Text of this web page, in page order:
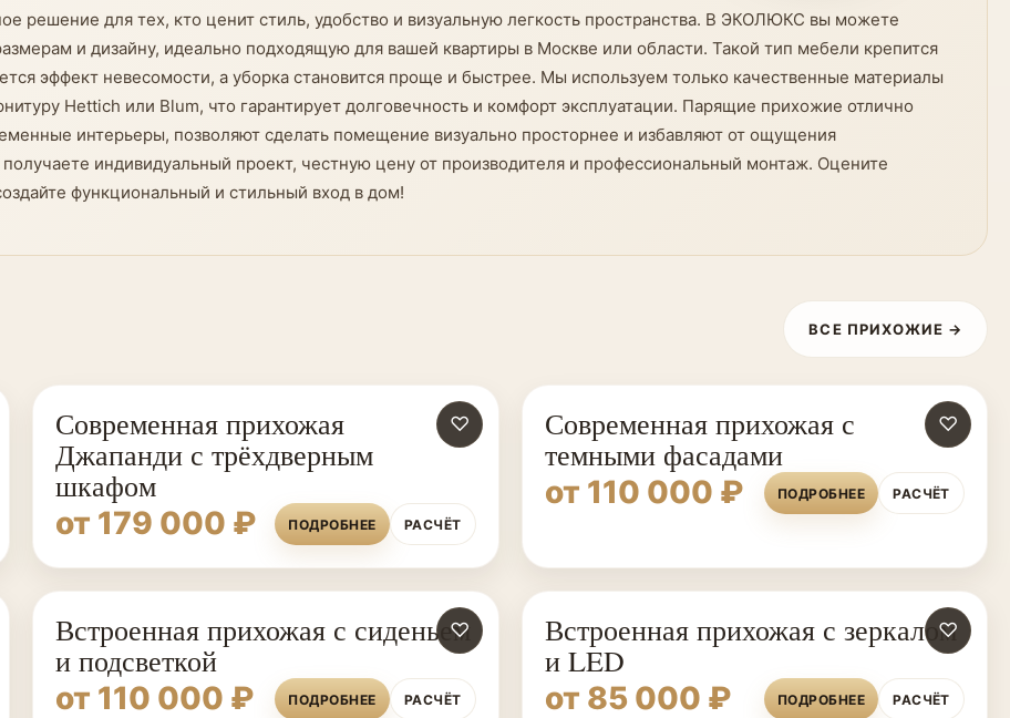
решение для тех, кто ценит стиль, удобство и визуальную легкость пространства. В ЭКОЛЮКС вы можете
и дизайну, идеально подходящую для вашей квартиры в Москве или области. Такой тип мебели крепится
эффект невесомости, а уборка становится проще и быстрее. Мы используем только качественные материалы
Hettich или Blum, что гарантирует долговечность и комфорт эксплуатации. Парящие прихожие отлично
интерьеры, позволяют сделать помещение визуально просторнее и избавляют от ощущения
индивидуальный проект, честную цену от производителя и профессиональный монтаж. Оцените
функциональный и стильный вход в дом!
ВСЕ ПРИХОЖИЕ →
♡
Современная прихожая
Джапанди с трёхдверным
шкафом
от 179 000 ₽
ПОДРОБНЕЕ РАСЧЁТ
♡
Современная прихожая с
темными фасадами
от 110 000 ₽
ПОДРОБНЕЕ РАСЧЁТ
♡
Встроенная прихожая с сиденьем
и подсветкой
от 110 000 ₽
ПОДРОБНЕЕ РАСЧЁТ
♡
Встроенная прихожая с зеркалом
и LED
от 85 000 ₽
ПОДРОБНЕЕ РАСЧЁТ